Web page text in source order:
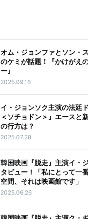
オム・ジョンファとソン・
のケミが話題！『かけがえ
ー』
2025.09.16
イ・ジョンソク主演の法廷
＜ソチョドン＞』エースと
の行方は？
2025.07.28
韓国映画『脱走』主演イ・
タビュー！「私にとって一
空間、それは映画館です」
2025.06.26